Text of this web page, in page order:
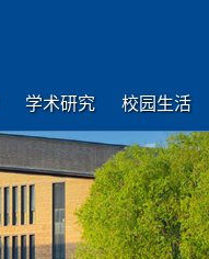
学术研究 校园生活